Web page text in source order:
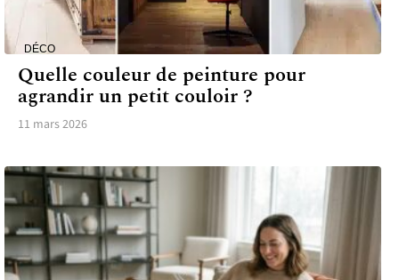
DÉCO
Quelle couleur de peinture pour
agrandir un petit couloir ?
11 mars 2026